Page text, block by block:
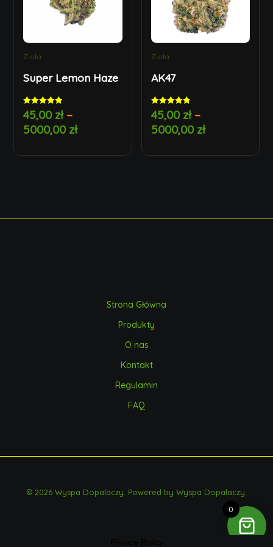
Zioła
Super Lemon Haze
Rated
5.00
out of 5
45,00 zł –
5000,00 zł
Zioła
AK47
Rated
4.83
out of 5
45,00 zł –
5000,00 zł
Strona Główna
Produkty
O nas
Kontakt
Regulamin
FAQ
© 2026 Wyspa Dopalaczy. Powered by Wyspa Dopalaczy.
0